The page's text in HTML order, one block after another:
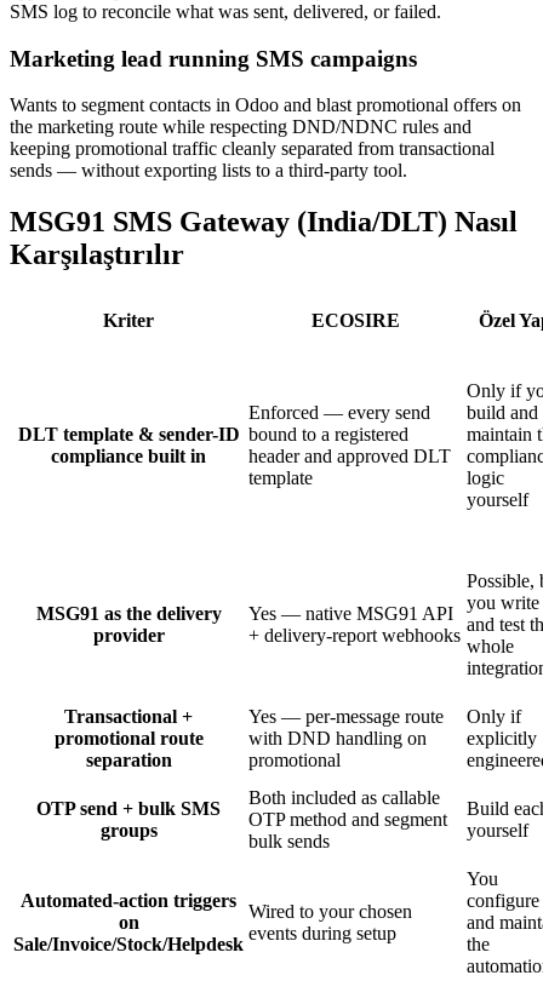
SMS log to reconcile what was sent, delivered, or failed.
Marketing lead running SMS campaigns
Wants to segment contacts in Odoo and blast promotional offers on
the marketing route while respecting DND/NDNC rules and
keeping promotional traffic cleanly separated from transactional
sends — without exporting lists to a third-party tool.
MSG91 SMS Gateway (India/DLT) Nasıl
Karşılaştırılır
Kriter ECOSIRE Özel
DLT template & sender-ID
compliance built in
Enforced — every send
bound to a registered
header and approved DLT
template
Only if
build and
maintain
logic
yourself
MSG91 as the delivery
provider
Yes — native MSG91 API
+ delivery-report webhooks
Possible,
you write
and test
whole
Transactional +
promotional route
separation
Yes — per-message route
with DND handling on
promotional
Only if
explicitly
OTP send + bulk SMS
groups
Both included as callable
OTP method and segment
bulk sends
Build
yourself
Automated-action triggers
on
Sale/Invoice/Stock/Helpdesk
Wired to your chosen
events during setup
You
configure
and
the